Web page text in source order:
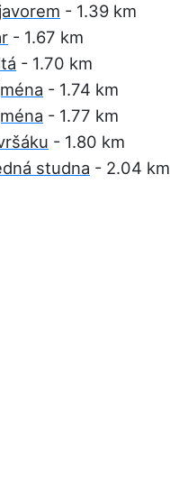
- 1.39 km
- 1.67 km
- 1.70 km
- 1.74 km
- 1.77 km
- 1.80 km
studna - 2.04 km